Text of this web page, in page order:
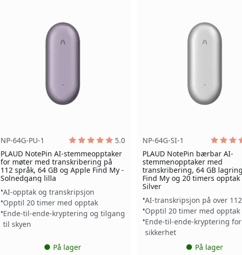
NP-64G-PU-1
5.0
PLAUD NotePin AI-stemmeopptaker
for møter med transkribering på
112 språk, 64 GB og Apple Find My -
Solnedgang lilla
AI-opptak og transkripsjon
Opptil 20 timer med opptak
Ende-til-ende-kryptering og tilgang
til skyen
På lager
NP-64G-SI-1
PLAUD NotePin bærbar AI-
stemmenopptaker med
transkribering, 64 GB
Find My og 20 timers
Silver
AI-transkripsjon på over
Opptil 20 timer med opptak
Ende-til-ende-kryptering
sikkerhet
På lager